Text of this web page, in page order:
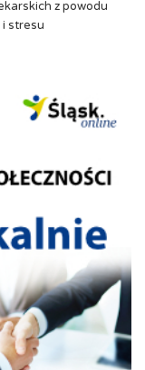
z powodu
i stresu